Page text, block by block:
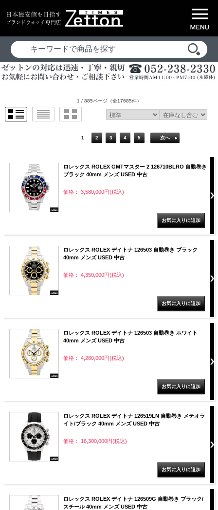
1 / 885ページ （全17685件）
1 2 3 4 5 次へ
ロレックス ROLEX GMTマスター 2 126710BLRO 自動巻き
ブラック 40mm メンズ USED 中古
価格： 3,580,000円(税込)
ロレックス ROLEX デイトナ 126503 自動巻き ブラック
40mm メンズ USED 中古
価格： 4,350,000円(税込)
ロレックス ROLEX デイトナ 126503 自動巻き ホワイト
40mm メンズ USED 中古
価格： 4,280,000円(税込)
ロレックス ROLEX デイトナ 126519LN 自動巻き メテオラ
イト/ブラック 40mm メンズ USED 中古
価格： 16,300,000円(税込)
ロレックス ROLEX デイトナ 126509G 自動巻き ブラック/
スチール 40mm メンズ USED 中古